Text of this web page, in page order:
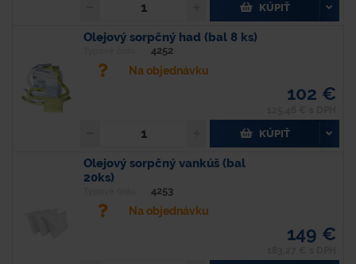
KÚPIŤ
Olejový sorpčný had (bal 8 ks)
4252
Na objednávku
102 €
KÚPIŤ
Olejový sorpčný vankúš (bal
20ks)
4253
Na objednávku
149 €